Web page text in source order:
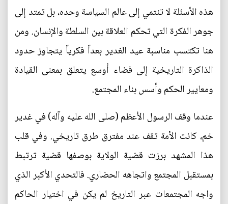
هذه الأسئلة لا تنتمي إلى عالم السياسة وحده، بل تمتد إلى
جوهر الفكرة التي تحكم العلاقة بين السلطة والإنسان. ومن
هنا تكتسب مناسبة عيد الغدير بعداً فكرياً يتجاوز حدود
الذاكرة التاريخية إلى فضاء أوسع يتعلق بمعنى القيادة
ومعايير الحكم وأسس بناء المجتمع.
عندما وقف الرسول الأعظم (صلى الله عليه وآله) في غدير
خم، كانت الأمة تقف عند مفترق طرق تاريخي. وفي قلب
هذا المشهد برزت قضية الولاية بوصفها قضية ترتبط
بمستقبل المجتمع واتجاهه الحضاري. فالتحدي الأكبر الذي
واجه المجتمعات عبر التاريخ لم يكن في اختيار الحاكم